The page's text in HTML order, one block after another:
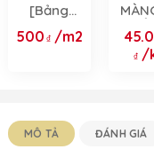
[Bảng
giá] Nilon
Lót Sàn -
500 /m2
/
MÔ TẢ ĐÁNH GIÁ